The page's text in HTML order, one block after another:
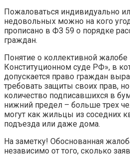
Пожаловаться индивидуально
недовольных можно на кого
прописано в ФЗ 59 о порядке
граждан.
Понятие о коллективной
Конституционном суде РФ», в
допускается право граждан
требовать защиты своих прав,
количество подписавшихся в
нижний предел – больше трех
могут как жильцы из соседних
подъезда или даже дома.
На заметку! Обоснованная
независимо от того, сколько